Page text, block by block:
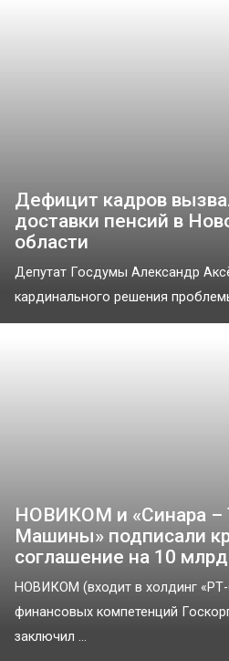
Дефицит кадров
доставки пенсий в
области
Депутат Госдумы Александр
кардинального решения
НОВИКОМ и «Синара –
Машины» подписали
соглашение на 10
НОВИКОМ (входит в холдинг
финансовых компетенций
заключил ...